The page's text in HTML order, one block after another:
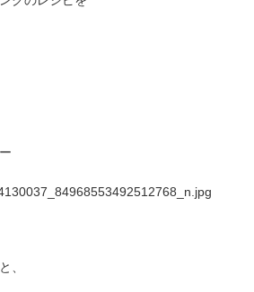
、